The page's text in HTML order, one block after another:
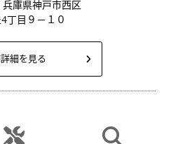
庫県神戸市西区
丁目９－１０
細を見る